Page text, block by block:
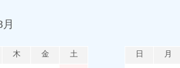
木 金 土 日 月